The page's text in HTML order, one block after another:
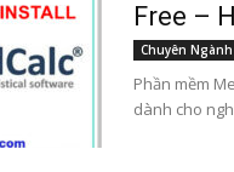
Free –
Chuyên Ngành
Phần mềm
dành cho